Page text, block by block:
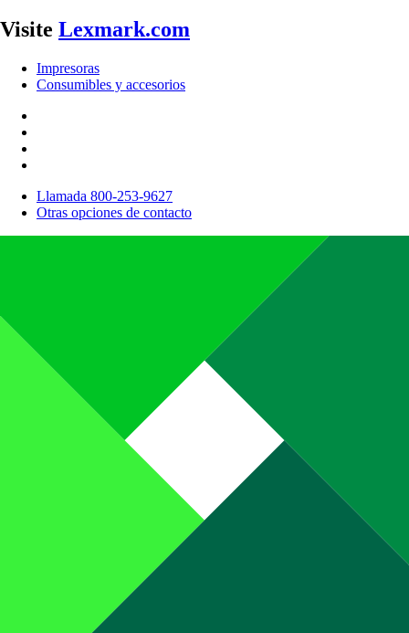
Visite Lexmark.com
Impresoras
Consumibles y accesorios
Llamada 800-253-9627
Otras opciones de contacto